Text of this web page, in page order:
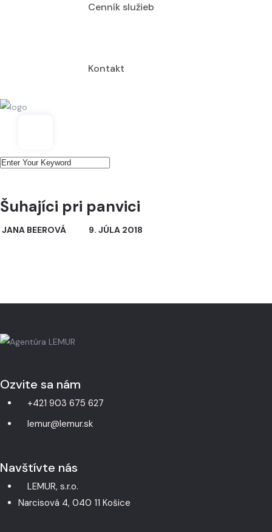
Cenník služieb
Kontakt
JANA BEEROVÁ 9. JÚLA 2018
Šuhajíci pri panvici
Ozvite sa nám
+421 903 675 627
lemur@lemur.sk
Navštívte nás
LEMUR, s.r.o.
Narcisová 4, 040 11 Košice